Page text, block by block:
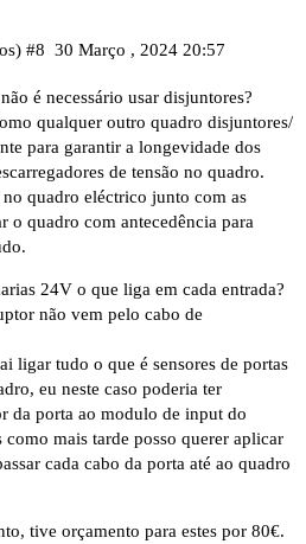
30 Março , 2024 20:57
#8
é necessário usar disjuntores?
qualquer outro quadro disjuntores/
para garantir a longevidade dos
de tensão no quadro.
quadro eléctrico junto com as
o quadro com antecedência para
24Vo que liga em cada entrada?
não vem pelo cabo de
ligar tudo o que é sensores de portas
eu neste caso poderia ter
da porta ao modulo de input do
mais tarde posso querer aplicar
cada cabo da porta até ao quadro
tive orçamento para estespor 80€.